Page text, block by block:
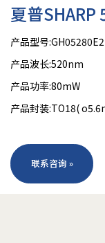
夏普
产品型号
产品波长:520nm
产品功率:80mW
产品封装:TO18(
联系咨询 »